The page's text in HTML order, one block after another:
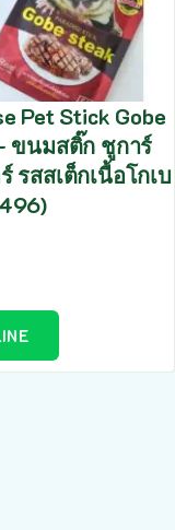
Pet Stick Gobe
ขนมสติ๊ก ชูการ์
รสสเต็กเนื้อโกเบ